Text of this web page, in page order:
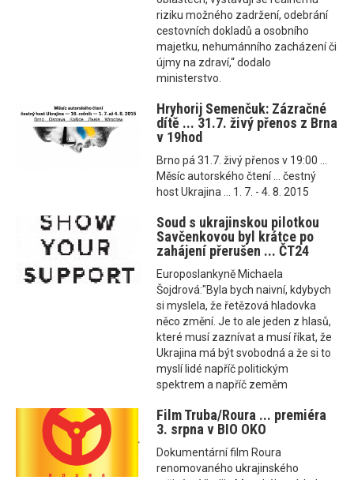
riziku možného zadržení, odebrání
cestovních dokladů a osobního
majetku, nehumánního zacházení či
újmy na zdraví,“ dodalo
ministerstvo.
Hryhorij Semenčuk: Zázračné
dítě ... 31.7. živý přenos z Brna
v 19hod
Brno pá 31.7. živý přenos v 19:00 ...
Měsíc autorského čtení ... čestný
host Ukrajina ... 1. 7. - 4. 8. 2015
Soud s ukrajinskou pilotkou
Savčenkovou byl krátce po
zahájení přerušen ... ČT24
Europoslankyně Michaela
Šojdrová:"Byla bych naivní, kdybych
si myslela, že řetězová hladovka
něco změní. Je to ale jeden z hlasů,
které musí zaznívat a musí říkat, že
Ukrajina má být svobodná a že si to
myslí lidé napříč politickým
spektrem a napříč zeměm
Film Truba/Roura ... premiéra
3. srpna v BIO OKO
Dokumentární film Roura
renomovaného ukrajinského